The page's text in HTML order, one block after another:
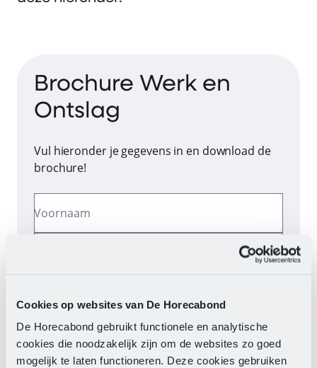
Cookies op websites van De Horecabond
De Horecabond gebruikt functionele en analytische
cookies die noodzakelijk zijn om de websites zo goed
mogelijk te laten functioneren. Deze cookies gebruiken
Brochure Werk en
Ontslag
Vul hieronder je gegevens in en download de
brochure!
Voornaam
Telefoonnummer
Sector